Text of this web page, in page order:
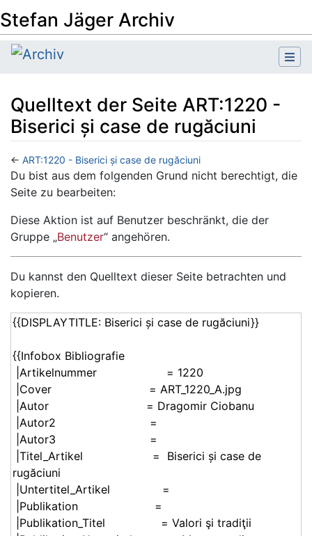
Stefan Jäger Archiv
Quelltext der Seite ART:1220 -
Biserici și case de rugăciuni
← ART:1220 - Biserici și case de rugăciuni
Wechseln zu:Navigation,Suche
Du bist aus dem folgenden Grund nicht berechtigt, die
Seite zu bearbeiten:
Diese Aktion ist auf Benutzer beschränkt, die der
Gruppe „Benutzer“ angehören.
Du kannst den Quelltext dieser Seite betrachten und
kopieren.